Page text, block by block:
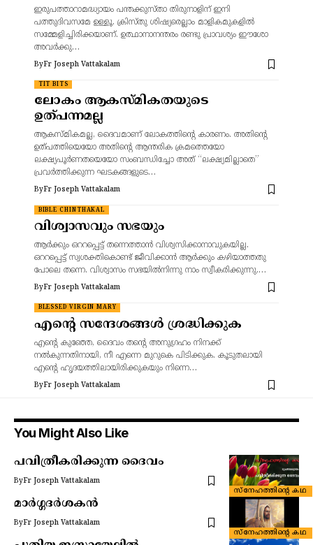
ഇരുപത്താറാമദ്ധ്യായം പന്തക്കുസ്താ തിരുനാളിന് ഇനി
പത്തുദിവസമേ ഉള്ളൂ. ക്രിസ്തു ശിഷ്യരെല്ലാം മാളികമുകളിൽ
സമ്മേളിച്ചിരിക്കയാണ്. ഉത്ഥാനാനന്തരം രണ്ടു പ്രാവശ്യം ഈശോ
അവർക്കു…
ByFr Joseph Vattakalam
TIT BITS
ലോകം ആകസ്മികതയുടെ
ഉത്പന്നമല്ല
ആകസ്മികമല്ല, ദൈവമാണ് ലോകത്തിന്റെ കാരണം. അതിന്റെ
ഉത്പത്തിയെയോ അതിന്റെ ആന്തരിക ക്രമത്തെയോ
ലക്ഷ്യപൂർണതയെയോ സംബന്ധിച്ചോ അത് “ലക്ഷ്യമില്ലാതെ”
പ്രവർത്തിക്കുന്ന ഘടകങ്ങളുടെ…
ByFr Joseph Vattakalam
BIBLE CHINTHAKAL
വിശ്വാസവും സഭയും
ആർക്കും ഒററപ്പെട്ട് തന്നെത്താൻ വിശ്വസിക്കാനാവുകയില്ല.
ഒററപ്പെട്ട് സ്വശക്തികൊണ്ട് ജീവിക്കാൻ ആർക്കും കഴിയാത്തതു
പോലെ തന്നെ. വിശ്വാസം സഭയിൽനിന്നു നാം സ്വീകരിക്കുന്നു.…
ByFr Joseph Vattakalam
BLESSED VIRGIN MARY
എന്റെ സന്ദേശങ്ങൾ ശ്രദ്ധിക്കുക
എന്റെ കുഞ്ഞേ, ദൈവം തന്റെ അനുഗ്രഹം നിനക്ക്
നൽകുന്നതിനായി, നീ എന്നെ മുറുകെ പിടിക്കുക. കൂടുതലായി
എന്റെ ഹൃദയത്തിലായിരിക്കുകയും നിന്നെ…
ByFr Joseph Vattakalam
You Might Also Like
സ്നേഹത്തിന്റെ കഥ
പവിത്രീകരിക്കുന്ന ദൈവം
ByFr Joseph Vattakalam
സ്നേഹത്തിന്റെ കഥ
മാർഗ്ഗദർശകൻ
ByFr Joseph Vattakalam